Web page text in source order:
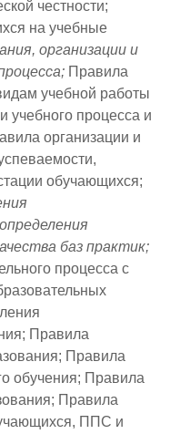
честности;
на учебные
организации и
Правила
учебной работы
учебного процесса и
организации и
обучающихся;
баз практик;
процесса с
Правила
Правила
обучения; Правила
Правила
ППС и